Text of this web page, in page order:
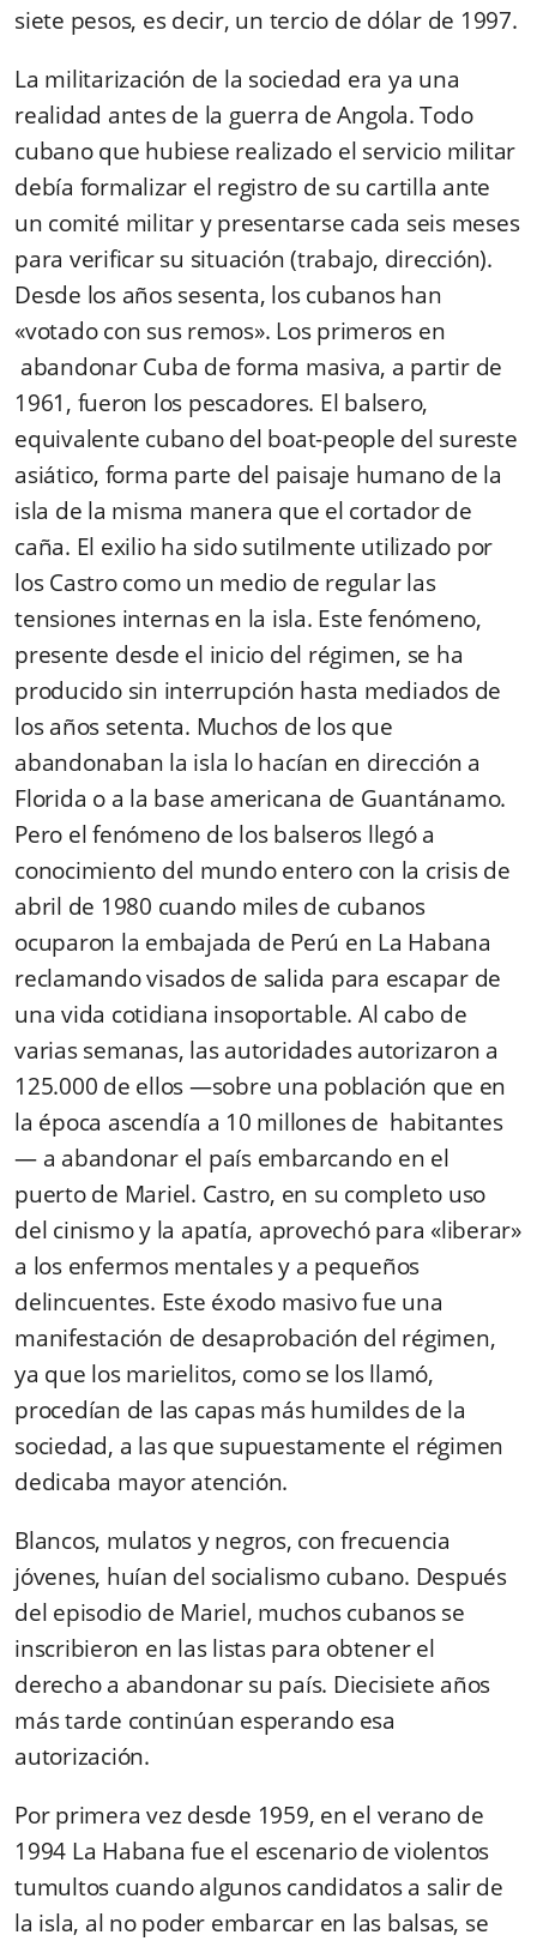
siete pesos, es decir, un tercio de dólar de 1997.
La militarización de la sociedad era ya una
realidad antes de la guerra de Angola. Todo
cubano que hubiese realizado el servicio militar
debía formalizar el registro de su cartilla ante
un comité militar y presentarse cada seis meses
para verificar su situación (trabajo, dirección).
Desde los años sesenta, los cubanos han
«votado con sus remos». Los primeros en
abandonar Cuba de forma masiva, a partir de
1961, fueron los pescadores. El balsero,
equivalente cubano del boat-people del sureste
asiático, forma parte del paisaje humano de la
isla de la misma manera que el cortador de
caña. El exilio ha sido sutilmente utilizado por
los Castro como un medio de regular las
tensiones internas en la isla. Este fenómeno,
presente desde el inicio del régimen, se ha
producido sin interrupción hasta mediados de
los años setenta. Muchos de los que
abandonaban la isla lo hacían en dirección a
Florida o a la base americana de Guantánamo.
Pero el fenómeno de los balseros llegó a
conocimiento del mundo entero con la crisis de
abril de 1980 cuando miles de cubanos
ocuparon la embajada de Perú en La Habana
reclamando visados de salida para escapar de
una vida cotidiana insoportable. Al cabo de
varias semanas, las autoridades autorizaron a
125.000 de ellos —sobre una población que en
la época ascendía a 10 millones de habitantes
— a abandonar el país embarcando en el
puerto de Mariel. Castro, en su completo uso
del cinismo y la apatía, aprovechó para «liberar»
a los enfermos mentales y a pequeños
delincuentes. Este éxodo masivo fue una
manifestación de desaprobación del régimen,
ya que los marielitos, como se los llamó,
procedían de las capas más humildes de la
sociedad, a las que supuestamente el régimen
dedicaba mayor atención.
Blancos, mulatos y negros, con frecuencia
jóvenes, huían del socialismo cubano. Después
del episodio de Mariel, muchos cubanos se
inscribieron en las listas para obtener el
derecho a abandonar su país. Diecisiete años
más tarde continúan esperando esa
autorización.
Por primera vez desde 1959, en el verano de
1994 La Habana fue el escenario de violentos
tumultos cuando algunos candidatos a salir de
la isla, al no poder embarcar en las balsas, se